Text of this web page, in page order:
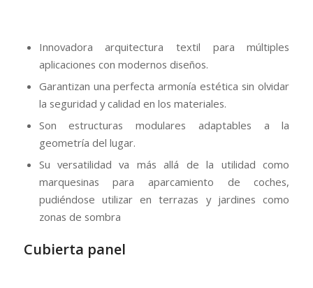
Innovadora arquitectura textil para múltiples
aplicaciones con modernos diseños.
Garantizan una perfecta armonía estética sin olvidar
la seguridad y calidad en los materiales.
Son estructuras modulares adaptables a la
geometría del lugar.
Su versatilidad va más allá de la utilidad como
marquesinas para aparcamiento de coches,
pudiéndose utilizar en terrazas y jardines como
zonas de sombra
Cubierta panel